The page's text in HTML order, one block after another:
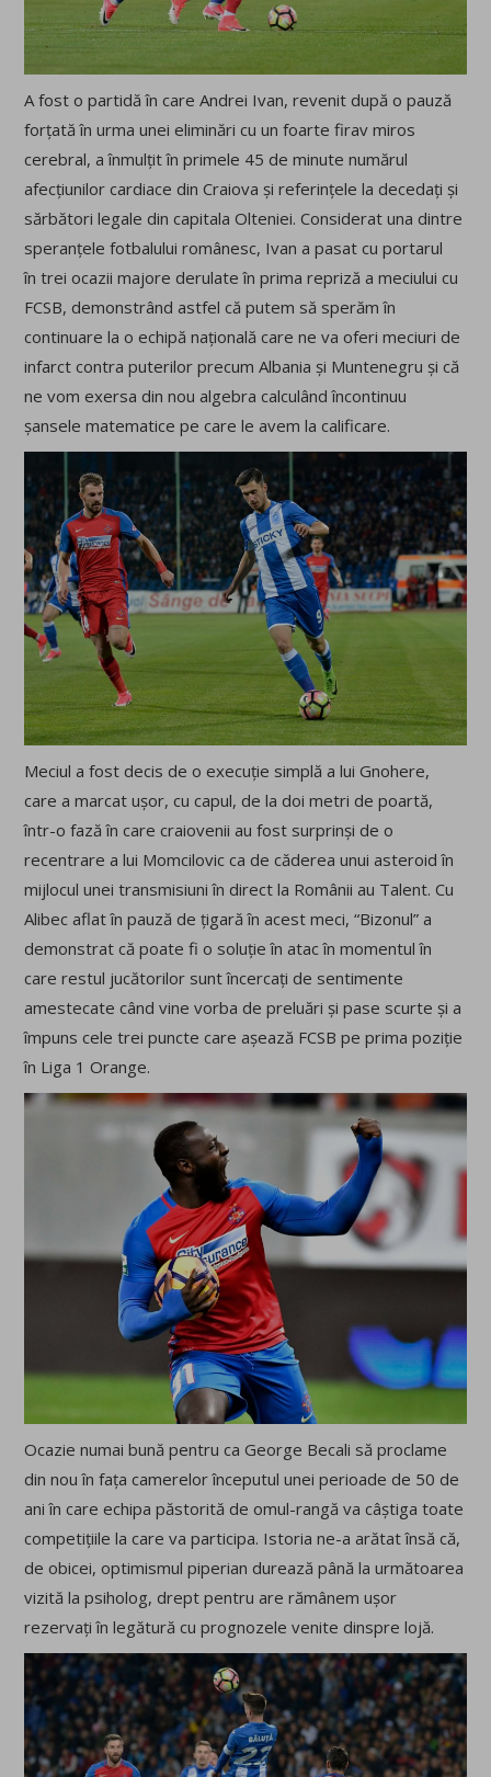
A fost o partidă în care Andrei Ivan, revenit după o pauză
forțată în urma unei eliminări cu un foarte firav miros
cerebral, a înmulțit în primele 45 de minute numărul
afecțiunilor cardiace din Craiova și referințele la decedați și
sărbători legale din capitala Olteniei. Considerat una dintre
speranțele fotbalului românesc, Ivan a pasat cu portarul
în trei ocazii majore derulate în prima repriză a meciului cu
FCSB, demonstrând astfel că putem să sperăm în
continuare la o echipă națională care ne va oferi meciuri de
infarct contra puterilor precum Albania și Muntenegru și că
ne vom exersa din nou algebra calculând încontinuu
șansele matematice pe care le avem la calificare.
Meciul a fost decis de o execuție simplă a lui Gnohere,
care a marcat ușor, cu capul, de la doi metri de poartă,
într-o fază în care craiovenii au fost surprinși de o
recentrare a lui Momcilovic ca de căderea unui asteroid în
mijlocul unei transmisiuni în direct la Românii au Talent. Cu
Alibec aflat în pauză de țigară în acest meci, “Bizonul” a
demonstrat că poate fi o soluție în atac în momentul în
care restul jucătorilor sunt încercați de sentimente
amestecate când vine vorba de preluări și pase scurte și a
împuns cele trei puncte care așează FCSB pe prima poziție
în Liga 1 Orange.
Ocazie numai bună pentru ca George Becali să proclame
din nou în fața camerelor începutul unei perioade de 50 de
ani în care echipa păstorită de omul-rangă va câștiga toate
competițiile la care va participa. Istoria ne-a arătat însă că,
de obicei, optimismul piperian durează până la următoarea
vizită la psiholog, drept pentru are rămânem ușor
rezervați în legătură cu prognozele venite dinspre lojă.